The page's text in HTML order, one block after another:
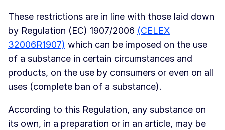
These restrictions are in line with those laid down
by Regulation (EC) 1907/2006 (CELEX
32006R1907) which can be imposed on the use
of a substance in certain circumstances and
products, on the use by consumers or even on all
uses (complete ban of a substance).
According to this Regulation, any substance on
its own, in a preparation or in an article, may be